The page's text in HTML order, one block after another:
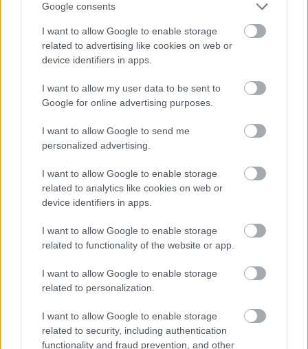
Google consents
I want to allow Google to enable storage
related to advertising like cookies on web or
device identifiers in apps.
I want to allow my user data to be sent to
Google for online advertising purposes.
I want to allow Google to send me
personalized advertising.
I want to allow Google to enable storage
related to analytics like cookies on web or
device identifiers in apps.
I want to allow Google to enable storage
related to functionality of the website or app.
I want to allow Google to enable storage
related to personalization.
I want to allow Google to enable storage
related to security, including authentication
functionality and fraud prevention, and other
nyolcaddöntőbe. Folytatás ősszel a
Nemzetek Ligájában.#csakegyutt
#magyarok pic.twitter.com/T6HpykuPRP
Olvastad már?
Válogatott: Varga Barnabás elhagyta
a kórházat, és hazautazott
Magyarországra